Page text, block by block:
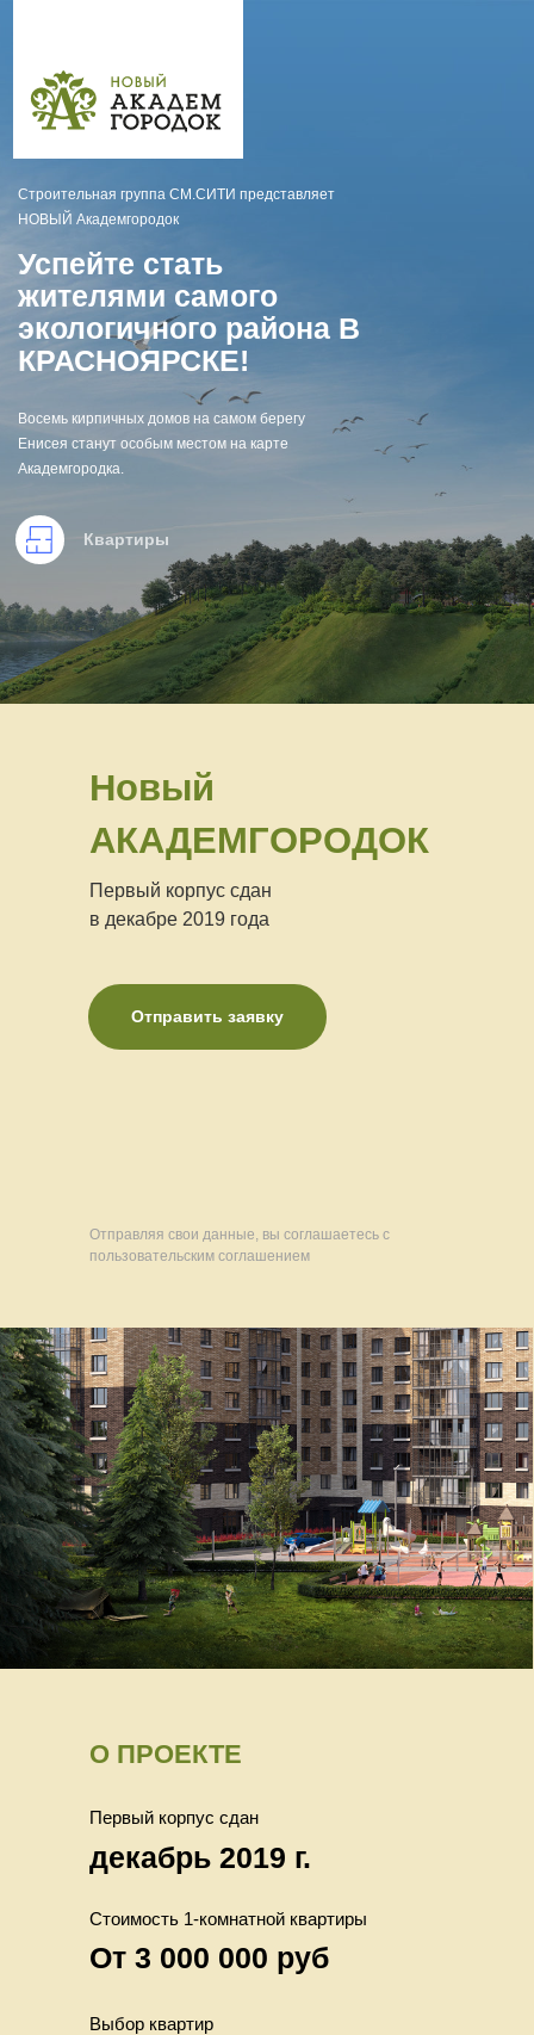
Успейте стать
жителями самого
экологичного района В
КРАСНОЯРСКЕ!
Восемь кирпичных домов на самом берегу
Енисея станут особым местом на карте
Академгородка.
Квартиры
Строительная группа СМ.СИТИ представляет
НОВЫЙ Академгородок
Новый
АКАДЕМГОРОДОК
Отправляя свои данные, вы соглашаетесь с
пользовательским соглашением
Первый корпус сдан
в декабре 2019 года
декабрь 2019 г.
О ПРОЕКТЕ
Первый корпус сдан
От 3 000 000 руб
Стоимость 1-комнатной квартиры
Выбор квартир
Отправить заявку